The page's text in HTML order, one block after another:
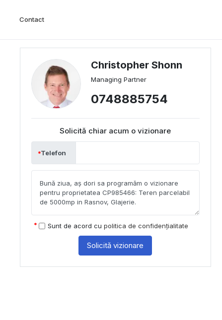
Contact
Christopher Shonn
Managing Partner
0748885754
Solicită chiar acum o vizionare
Telefon
Sunt de acord cu politica de confidențialitate
Solicită vizionare